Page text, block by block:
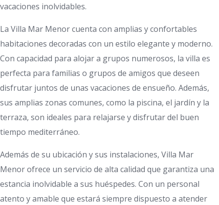
vacaciones inolvidables.
La Villa Mar Menor cuenta con amplias y confortables
habitaciones decoradas con un estilo elegante y moderno.
Con capacidad para alojar a grupos numerosos, la villa es
perfecta para familias o grupos de amigos que deseen
disfrutar juntos de unas vacaciones de ensueño. Además,
sus amplias zonas comunes, como la piscina, el jardín y la
terraza, son ideales para relajarse y disfrutar del buen
tiempo mediterráneo.
Además de su ubicación y sus instalaciones, Villa Mar
Menor ofrece un servicio de alta calidad que garantiza una
estancia inolvidable a sus huéspedes. Con un personal
atento y amable que estará siempre dispuesto a atender